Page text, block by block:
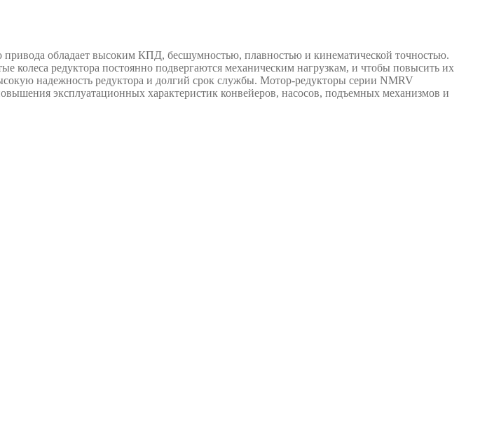
привода обладает высоким КПД, бесшумностью, плавностью и кинематической точностью.
колеса редуктора постоянно подвергаются механическим нагрузкам, и чтобы повысить их
надежность редуктора и долгий срок службы. Мотор-редукторы серии NMRV
эксплуатационных характеристик конвейеров, насосов, подъемных механизмов и